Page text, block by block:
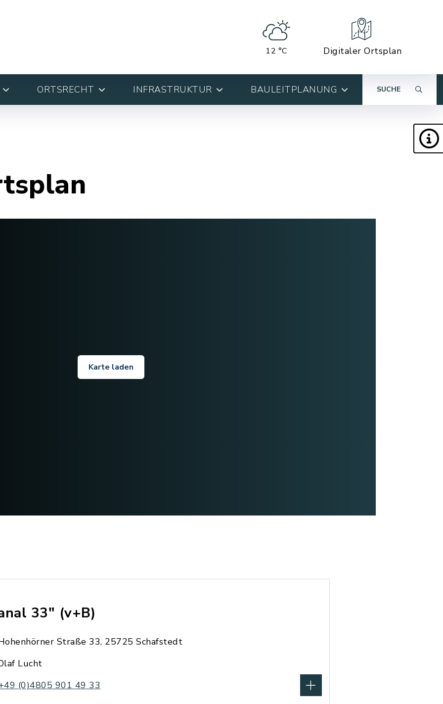
12 °C Digitaler Ortsplan
ORTSRECHT INFRASTRUKTUR BAULEITPLANUNG SUCHE
Karte laden
33" (v+B)
Straße 33, 25725 Schafstedt
Lucht
(0)4805 901 49 33